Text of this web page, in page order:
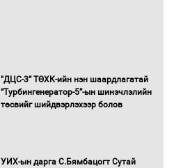
"ДЦС-3” ТӨХК-ийн нэн шаардлагатай
“Турбингенератор-5”-ын шинэчлэлийн
төсвийг шийдвэрлэхээр болов
УИХ-ын дарга С.Бямбацогт Сутай